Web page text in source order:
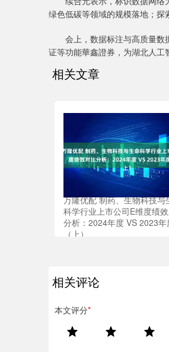
绿色低碳等领域的规模落地；探
会上，数据标注与高质量数
证等功能華鑫證券，为湖北人
相关文章
万隆优配 制药、生物科技与
科学行业上市公司E维度绩
分析：2024年度 VS 2023年
（上）
相关评论
本文评分*